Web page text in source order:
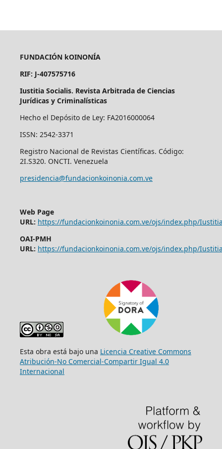
FUNDACIÓN kOINONÍA
RIF: J-407575716
Iustitia Socialis. Revista Arbitrada de Ciencias
Jurídicas y Criminalísticas
Hecho el Depósito de Ley: FA2016000064
ISSN: 2542-3371
Registro Nacional de Revistas Científicas. Código:
2I.S320. ONCTI. Venezuela
presidencia@fundacionkoinonia.com.ve
Web Page
URL: https://fundacionkoinonia.com.ve/ojs/index.php/
OAI-PMH
URL: https://fundacionkoinonia.com.ve/ojs/index.php/
Esta obra está bajo una Licencia Creative Commons
Atribución-No Comercial-Compartir Igual 4.0
Internacional